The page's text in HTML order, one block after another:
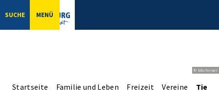
SUCHE MENÜ
© bbsferrari
Startseite Familie und Leben Freizeit Vereine